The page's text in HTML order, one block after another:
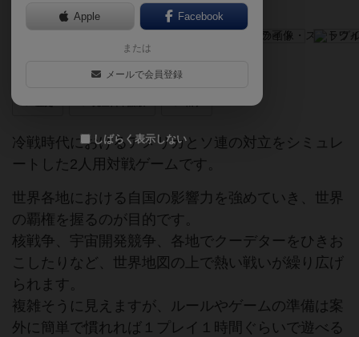
冷戦時代におけるアメリカとソ連の対立をシミュレ
ートした2人用対戦ゲームです。
世界各地における自国の影響力を強めていき、世界
の覇権を握るのが目的です。
核戦争、宇宙開発競争、各地でクーデターをひきお
こしたりなど、世界地図の上で熱い戦いが繰り広げ
られます。
複雑そうに見えますが、ルールやゲームの準備は案
外に簡単で慣れれば１プレイ１時間ぐらいで遊べる
Apple Facebook
または
メールで会員登録
しばらく表示しない